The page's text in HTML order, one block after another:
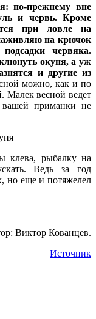
по-прежнему вне
и червь. Кроме
при ловле на
на крючок
червяка.
клюнуть окуня, а уж
и другие из
можно, как и по
Малек весной ведет
вашей приманки не
клева, рыбалку на
Ведь за год
но еще и потяжелел
Виктор Кованцев.
Источник